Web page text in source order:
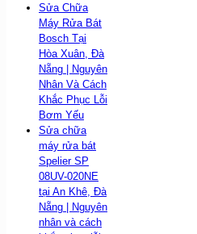
Sửa Chữa
Máy Rửa Bát
Bosch Tại
Hòa Xuân, Đà
Nẵng | Nguyên
Nhân Và Cách
Khắc Phục Lỗi
Bơm Yếu
Sửa chữa
máy rửa bát
Spelier SP
08UV-020NE
tại An Khê, Đà
Nẵng | Nguyên
nhân và cách